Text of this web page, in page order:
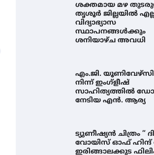
ശക്തമായ മഴ
തൃശൂർ ജില്ലയിൽ
വിദ്യാഭ്യാസ
സ്ഥാപനങ്ങൾക്കും
ശനിയാഴ്ച അവധി
എം.ജി.
നിന്ന് ഇംഗ്ളീഷ്
സാഹിത്യത്തിൽ
നേടിയ എൻ. ആര്യ
ട്യുണീഷ്യൻ ചിത്രം ” ദി
വോയിസ് ഓഫ് ഹിന്ദ്
ഇരിങ്ങാലക്കുട